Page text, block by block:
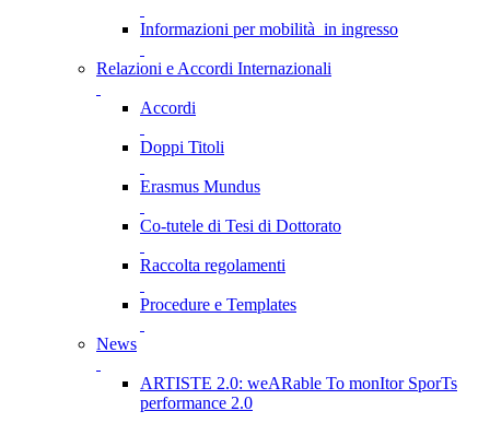
Informazioni per mobilità in ingresso
Relazioni e Accordi Internazionali
Accordi
Doppi Titoli
Erasmus Mundus
Co-tutele di Tesi di Dottorato
Raccolta regolamenti
Procedure e Templates
News
ARTISTE 2.0: weARable To monItor SporTs
performance 2.0